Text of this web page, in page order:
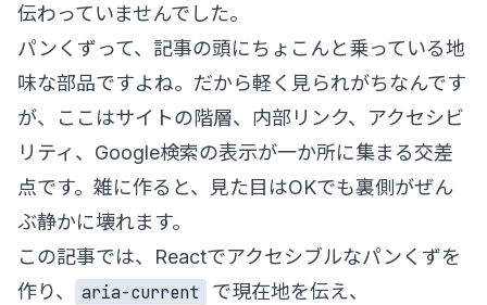
伝わっていませんでした。
パンくずって、記事の頭にちょこんと乗っている地
味な部品ですよね。だから軽く見られがちなんです
が、ここはサイトの階層、内部リンク、アクセシビ
リティ、Google検索の表示が一か所に集まる交差
点です。雑に作ると、見た目はOKでも裏側がぜん
ぶ静かに壊れます。
この記事では、Reactでアクセシブルなパンくずを
作り、
aria-current
で現在地を伝え、